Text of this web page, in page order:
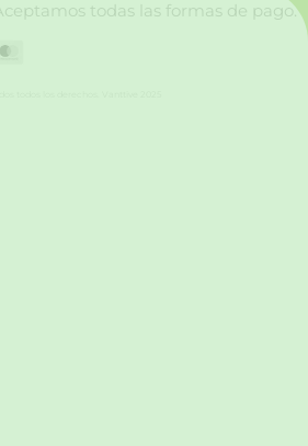
todas las formas de pago.